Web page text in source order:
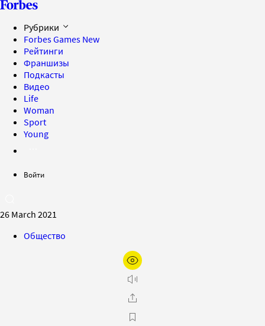
Рубрики
Forbes Games New
Рейтинги
Франшизы
Подкасты
Видео
Life
Woman
Sport
Young
Войти
26 March 2021
Общество